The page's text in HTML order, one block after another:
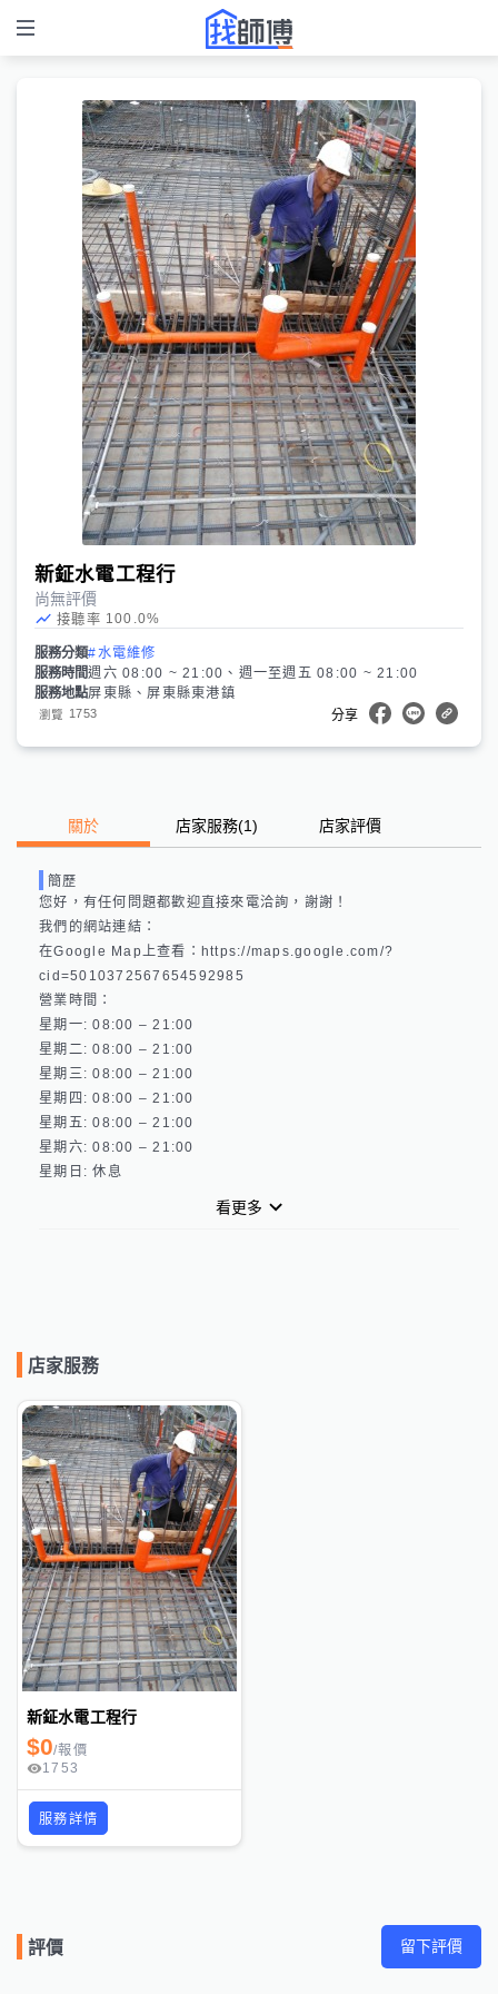
新鉦水電工程行
尚無評價
接聽率 100.0%
服務分類#水電維修
服務時間週六 08:00 ~ 21:00、週一至週五 08:00 ~ 21:00
服務地點屏東縣、屏東縣東港鎮
瀏覽 1753 分享
關於 店家服務(1) 店家評價
簡歷
您好，有任何問題都歡迎直接來電洽詢，謝謝！
我們的網站連結：
在Google Map上查看：https://maps.google.com/?
cid=5010372567654592985
營業時間：
星期一: 08:00 – 21:00
星期二: 08:00 – 21:00
星期三: 08:00 – 21:00
星期四: 08:00 – 21:00
星期五: 08:00 – 21:00
星期六: 08:00 – 21:00
看更多
店家服務
新鉦水電工程行
$0/報價
1753
服務詳情
評價 留下評價